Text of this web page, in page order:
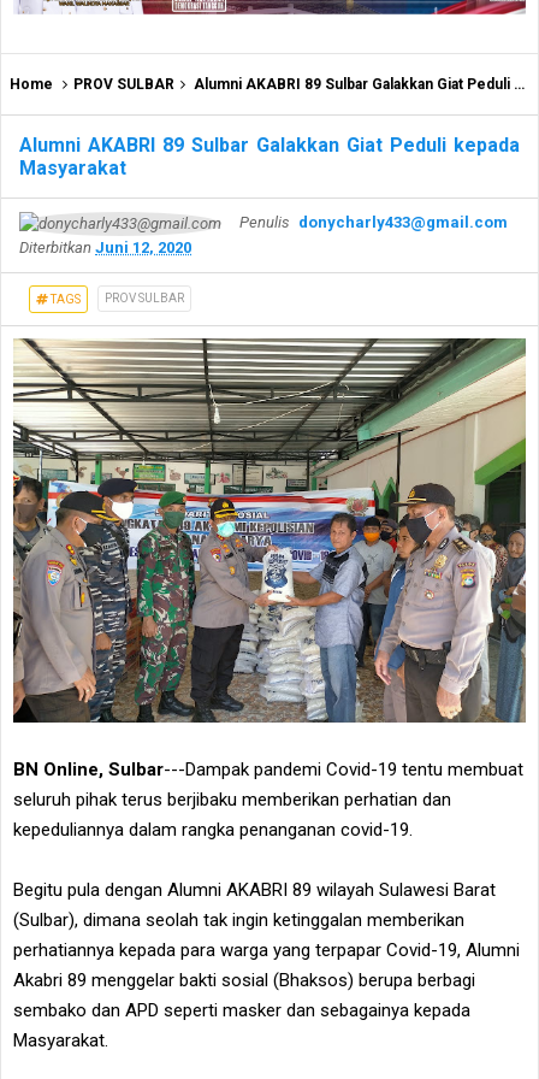
Home PROV SULBAR Alumni AKABRI 89 Sulbar Galakkan Giat Peduli kepada Masyarakat
Alumni AKABRI 89 Sulbar Galakkan Giat Peduli kepada
Masyarakat
Penulis donycharly433@gmail.com
Diterbitkan Juni 12, 2020
TAGS PROV SULBAR
BN Online, Sulbar---Dampak pandemi Covid-19 tentu membuat
seluruh pihak terus berjibaku memberikan perhatian dan
kepeduliannya dalam rangka penanganan covid-19.
Begitu pula dengan Alumni AKABRI 89 wilayah Sulawesi Barat
(Sulbar), dimana seolah tak ingin ketinggalan memberikan
perhatiannya kepada para warga yang terpapar Covid-19, Alumni
Akabri 89 menggelar bakti sosial (Bhaksos) berupa berbagi
sembako dan APD seperti masker dan sebagainya kepada
Masyarakat.